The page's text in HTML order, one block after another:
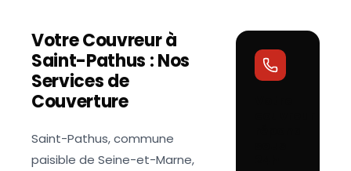
Votre Couvreur à
Saint-Pathus : Nos
Services de
Couverture
Saint-Pathus, commune
paisible de Seine-et-Marne,